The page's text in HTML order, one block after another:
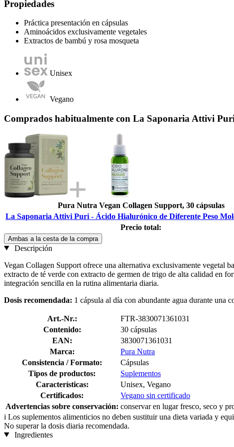
Propiedades
Práctica presentación en cápsulas
Aminoácidos exclusivamente vegetales
Extractos de bambú y rosa mosqueta
Unisex
Vegano
Comprados habitualmente con La Saponaria Attivi
Pura Nutra Vegan Collagen Support, 30 cápsulas
La Saponaria Attivi Puri - Ácido Hialurónico de Diferente Peso
Precio total:
Ambas a la cesta de la compra
Descripción
Vegan Collagen Support ofrece una alternativa exclusivamente vegetal
extracto de té verde con extracto de germen de trigo de alta calidad en
integración sencilla en la rutina alimentaria diaria.
Dosis recomendada: 1 cápsula al día con abundante agua durante una
Art.-Nr.:
FTR-3830071361031
Contenido:
30 cápsulas
EAN:
3830071361031
Marca:
Pura Nutra
Consistencia / Formato:
Cápsulas
Tipos de productos:
Suplementos
Características:
Unisex, Vegano
Certificados:
Vegano sin certificado
Advertencias sobre conservación: conservar en lugar fresco, seco y
i Los suplementos alimenticios no deben sustituir una dieta variada y
No superar la dosis diaria recomendada.
Ingredientes